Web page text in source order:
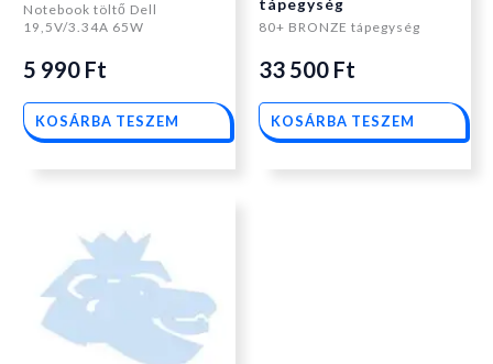
Notebook töltő Dell
19,5V/3.34A 65W
5 990 Ft
KOSÁRBA TESZEM
tápegység
80+ BRONZE tápegység
33 500 Ft
KOSÁRBA TESZEM